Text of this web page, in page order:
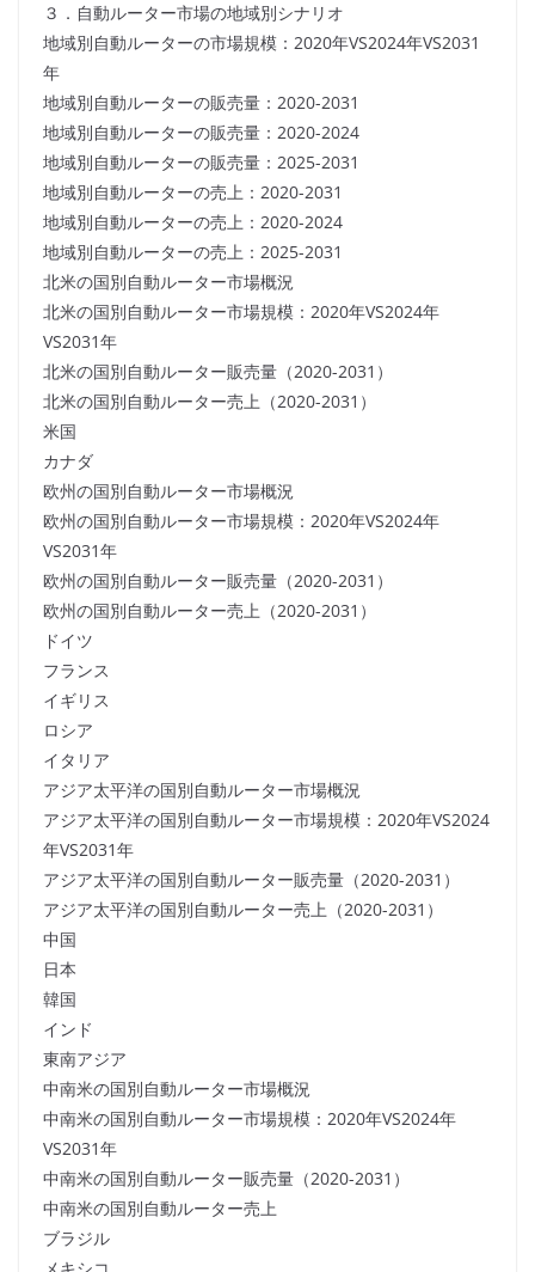
３．自動ルーター市場の地域別シナリオ
地域別自動ルーターの市場規模：2020年VS2024年VS2031
年
地域別自動ルーターの販売量：2020-2031
地域別自動ルーターの販売量：2020-2024
地域別自動ルーターの販売量：2025-2031
地域別自動ルーターの売上：2020-2031
地域別自動ルーターの売上：2020-2024
地域別自動ルーターの売上：2025-2031
北米の国別自動ルーター市場概況
北米の国別自動ルーター市場規模：2020年VS2024年
VS2031年
北米の国別自動ルーター販売量（2020-2031）
北米の国別自動ルーター売上（2020-2031）
米国
カナダ
欧州の国別自動ルーター市場概況
欧州の国別自動ルーター市場規模：2020年VS2024年
VS2031年
欧州の国別自動ルーター販売量（2020-2031）
欧州の国別自動ルーター売上（2020-2031）
ドイツ
フランス
イギリス
ロシア
イタリア
アジア太平洋の国別自動ルーター市場概況
アジア太平洋の国別自動ルーター市場規模：2020年VS2024
年VS2031年
アジア太平洋の国別自動ルーター販売量（2020-2031）
アジア太平洋の国別自動ルーター売上（2020-2031）
中国
日本
韓国
インド
東南アジア
中南米の国別自動ルーター市場概況
中南米の国別自動ルーター市場規模：2020年VS2024年
VS2031年
中南米の国別自動ルーター販売量（2020-2031）
中南米の国別自動ルーター売上
ブラジル